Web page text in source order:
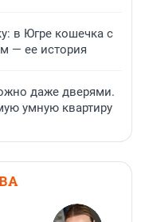
в Югре кошечка с
— ее история
даже дверями.
умную квартиру